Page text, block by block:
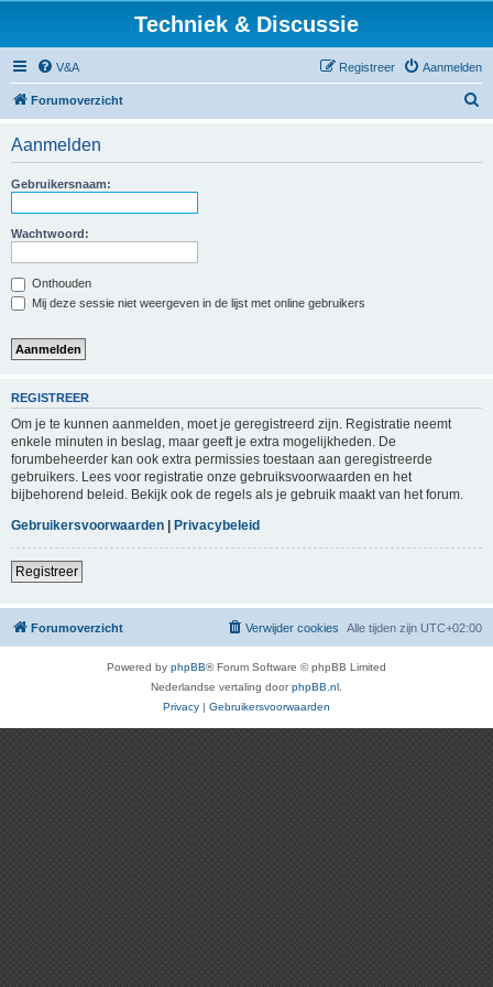
Techniek & Discussie
V&A Aanmelden
Registreer
Forumoverzicht
Aanmelden
Gebruikersnaam:
Wachtwoord:
Onthouden
Mij deze sessie niet weergeven in de lijst met online gebruikers
REGISTREER
Om je te kunnen aanmelden, moet je geregistreerd zijn. Registratie neemt
enkele minuten in beslag, maar geeft je extra mogelijkheden. De
forumbeheerder kan ook extra permissies toestaan aan geregistreerde
gebruikers. Lees voor registratie onze gebruiksvoorwaarden en het
bijbehorend beleid. Bekijk ook de regels als je gebruik maakt van het forum.
Gebruikersvoorwaarden | Privacybeleid
Registreer
Forumoverzicht Alle tijden zijn UTC+02:00
Verwijder cookies
Powered by phpBB® Forum Software © phpBB Limited
Nederlandse vertaling doorphpBB.nl
Privacy | Gebruikersvoorwaarden